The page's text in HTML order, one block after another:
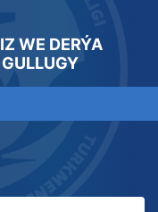
WE DERÝA